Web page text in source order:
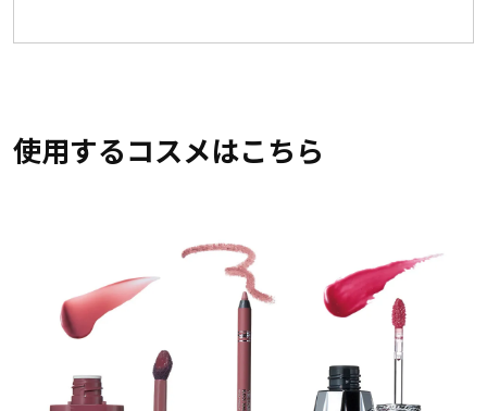
使用するコスメはこちら